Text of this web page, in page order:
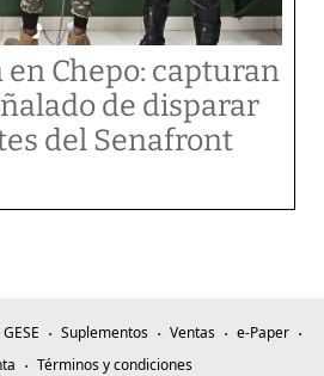
Chepo: capturan
de disparar
del Senafront
Suplementos Ventas
e-Paper
Términos y condiciones